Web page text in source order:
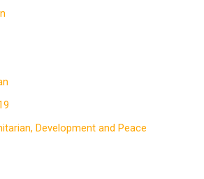
Development and Peace